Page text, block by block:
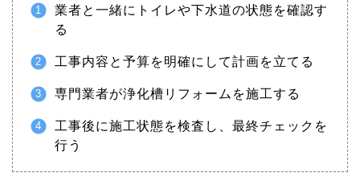
業者と一緒にトイレや下水道の状態を確認す
る
工事内容と予算を明確にして計画を立てる
専門業者が浄化槽リフォームを施工する
工事後に施工状態を検査し、最終チェックを
行う